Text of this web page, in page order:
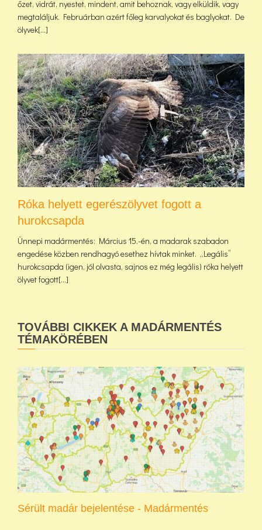
őzet, vidrát, nyestet, mindent, amit behoznak, vagy elküldik, vagy
megtaláljuk. Februárban azért főleg karvalyokat és baglyokat. De
ölyvek[...]
Róka helyett egerészölyvet fogott a
hurokcsapda
Ünnepi madármentés: Március 15.-én, a madarak szabadon
engedése közben rendhagyó esethez hívtak minket. „Legális”
hurokcsapda (igen, jól olvasta, sajnos ez még legális) róka helyett
ölyvet fogott[...]
TOVÁBBI CIKKEK A MADÁRMENTÉS
TÉMAKÖRÉBEN
Sérült madár bejelentése - Madármentés